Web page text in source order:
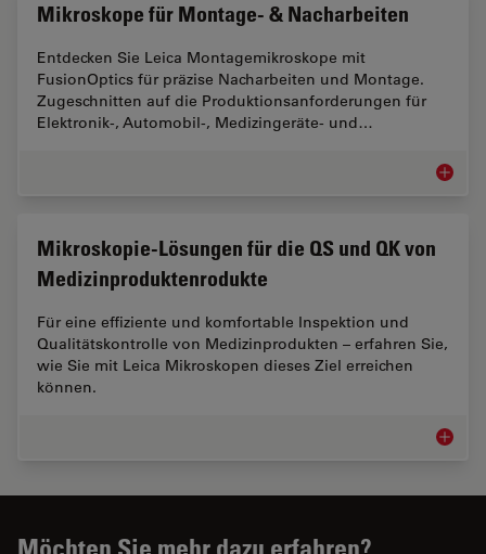
Mikroskope für Montage- & Nacharbeiten
Entdecken Sie Leica Montagemikroskope mit
FusionOptics für präzise Nacharbeiten und Montage.
Zugeschnitten auf die Produktionsanforderungen für
Elektronik-, Automobil-, Medizingeräte- und…
Mikroskopie-Lösungen für die QS und QK von
Medizinproduktenrodukte
Für eine effiziente und komfortable Inspektion und
Qualitätskontrolle von Medizinprodukten – erfahren Sie,
wie Sie mit Leica Mikroskopen dieses Ziel erreichen
können.
Möchten Sie mehr dazu erfahren?